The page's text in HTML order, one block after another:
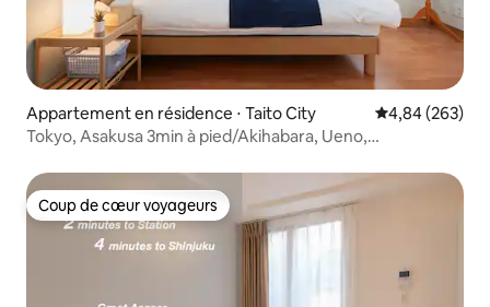
Appartement en résidence ⋅ Taito City Évaluation
4,84 (263)
Tokyo, Asakusa 3min à pied/Akihabara, Ueno,
Coup de cœur voyageurs
Coup de cœur voyageurs